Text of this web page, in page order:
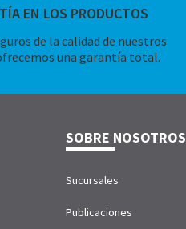
EN LOS PRODUCTOS
de la calidad de nuestros
una garantía total.
SOBRE NOSOTROS
Sucursales
Publicaciones